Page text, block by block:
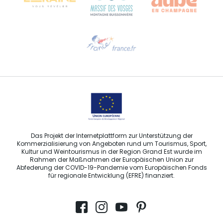
Sprechen Sie uns per E-Mail an
Das Projekt der Internetplattform zur Unterstützung der
Kommerzialisierung von Angeboten rund um Tourismus, Sport,
Kultur und Weintourismus in der Region Grand Est wurde im
Rahmen der Maßnahmen der Europäischen Union zur
Abfederung der COVID-19-Pandemie vom Europäischen Fonds
für regionale Entwicklung (EFRE) finanziert.